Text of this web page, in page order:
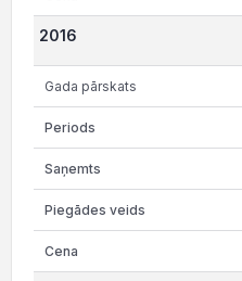
2016
Gada pārskats